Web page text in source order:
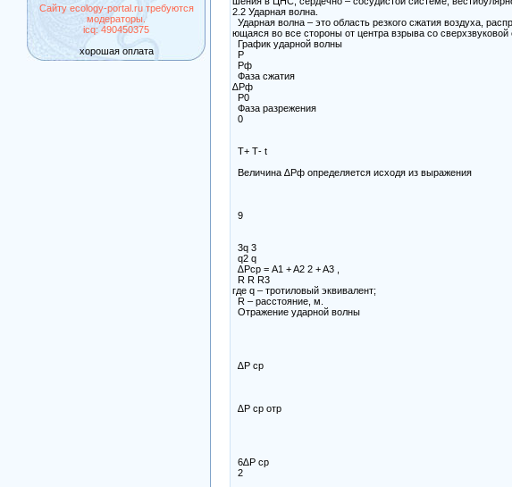
Сайту ecology-portal.ru требуются
модераторы.
icq: 490450375
хорошая оплата
2.2 Ударная волна.
Ударная волна – это область резкого сжатия воздуха,
ющаяся во все стороны от центра взрыва со сверхзвуковой
График ударной волны
Р
Рф
Фаза сжатия
∆Рф
Р0
Фаза разрежения
0
Т+ Т- t
Величина ∆Рф определяется исходя из выражения
9
3q 3
q2 q
∆Pср = A1 + A2 2 + A3 ,
R R R3
где q – тротиловый эквивалент;
R – расстояние, м.
Отражение ударной волны
∆Р ср
∆Р ср отр
6∆Р ср
2